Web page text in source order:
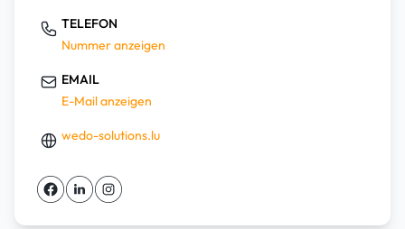
TELEFON
Nummer anzeigen
EMAIL
E-Mail anzeigen
wedo-solutions.lu